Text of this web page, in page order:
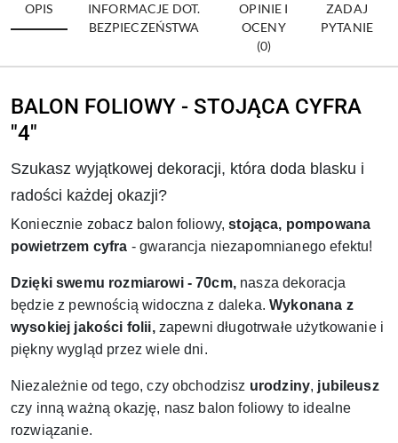
OPIS
INFORMACJE DOT.
BEZPIECZEŃSTWA
OPINIE I
OCENY
(0)
ZADAJ
PYTANIE
BALON FOLIOWY - STOJĄCA CYFRA
"4"
Szukasz wyjątkowej dekoracji, która doda blasku i
radości każdej okazji?
Koniecznie zobacz balon foliowy,stojąca, pompowana
powietrzem cyfra - gwarancja niezapomnianego efektu!
Dzięki swemu rozmiarowi - 70cm,nasza dekoracja
będzie z pewnością widoczna z daleka.Wykonana z
wysokiej jakości folii,zapewni długotrwałe użytkowanie i
piękny wygląd przez wiele dni.
Niezależnie od tego, czy obchodzisz urodziny, jubileusz
czy inną ważną okazję, nasz balon foliowy to idealne
rozwiązanie.